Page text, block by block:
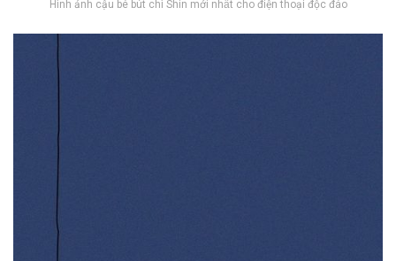
Hình ảnh cậu bé bút chì Shin mới nhất cho điện thoại độc đáo